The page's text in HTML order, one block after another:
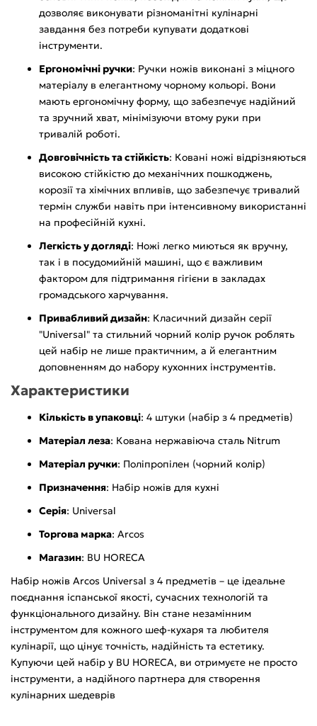
дозволяє виконувати різноманітні кулінарні
завдання без потреби купувати додаткові
інструменти.
Ергономічні ручки: Ручки ножів виконані з міцного
матеріалу в елегантному чорному кольорі. Вони
мають ергономічну форму, що забезпечує надійний
та зручний хват, мінімізуючи втому руки при
тривалій роботі.
Довговічність та стійкість: Ковані ножі відрізняються
високою стійкістю до механічних пошкоджень,
корозії та хімічних впливів, що забезпечує тривалий
термін служби навіть при інтенсивному використанні
на професійній кухні.
Легкість у догляді: Ножі легко миються як вручну,
так і в посудомийній машині, що є важливим
фактором для підтримання гігієни в закладах
громадського харчування.
Привабливий дизайн: Класичний дизайн серії
"Universal" та стильний чорний колір ручок роблять
цей набір не лише практичним, а й елегантним
доповненням до набору кухонних інструментів.
Характеристики
Кількість в упаковці: 4 штуки (набір з 4 предметів)
Матеріал леза: Кована нержавіюча сталь Nitrum
Матеріал ручки: Поліпропілен (чорний колір)
Призначення: Набір ножів для кухні
Серія: Universal
Торгова марка: Arcos
Магазин: BU HORECA
Набір ножів Arcos Universal з 4 предметів – це ідеальне
поєднання іспанської якості, сучасних технологій та
функціонального дизайну. Він стане незамінним
інструментом для кожного шеф-кухаря та любителя
кулінарії, що цінує точність, надійність та естетику.
Купуючи цей набір у BU HORECA, ви отримуєте не просто
інструменти, а надійного партнера для створення
кулінарних шедеврів